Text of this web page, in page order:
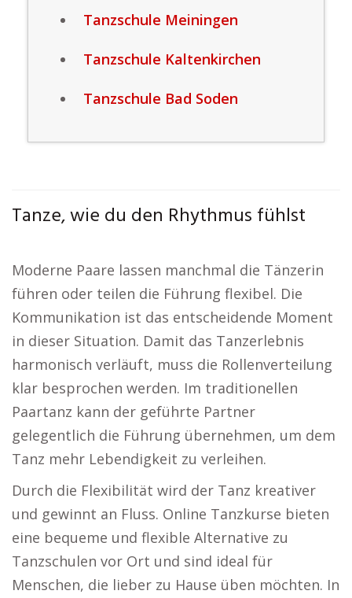
Tanzschule Meiningen
Tanzschule Kaltenkirchen
Tanzschule Bad Soden
Tanze, wie du den Rhythmus fühlst
Moderne Paare lassen manchmal die Tänzerin
führen oder teilen die Führung flexibel. Die
Kommunikation ist das entscheidende Moment
in dieser Situation. Damit das Tanzerlebnis
harmonisch verläuft, muss die Rollenverteilung
klar besprochen werden. Im traditionellen
Paartanz kann der geführte Partner
gelegentlich die Führung übernehmen, um dem
Tanz mehr Lebendigkeit zu verleihen.
Durch die Flexibilität wird der Tanz kreativer
und gewinnt an Fluss. Online Tanzkurse bieten
eine bequeme und flexible Alternative zu
Tanzschulen vor Ort und sind ideal für
Menschen, die lieber zu Hause üben möchten. In